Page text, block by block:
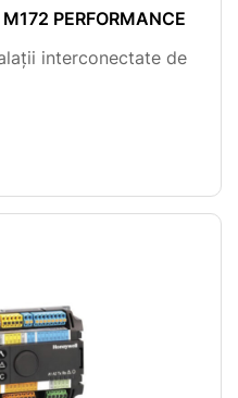
PERFORMANCE
interconectate de